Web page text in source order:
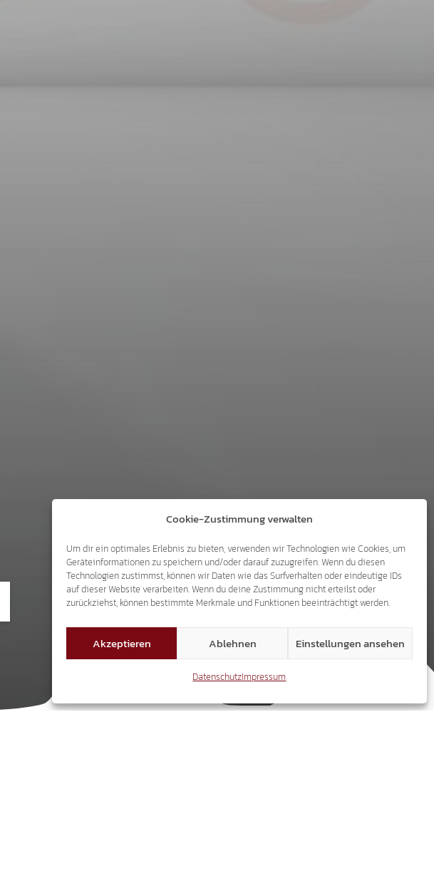
Cookie-Zustimmung verwalten
Um dir ein optimales Erlebnis zu bieten, verwenden wir Technologien wie Cookies, um
Geräteinformationen zu speichern und/oder darauf zuzugreifen. Wenn du diesen
Technologien zustimmst, können wir Daten wie das Surfverhalten oder eindeutige IDs
auf dieser Website verarbeiten. Wenn du deine Zustimmung nicht erteilst oder
zurückziehst, können bestimmte Merkmale und Funktionen beeinträchtigt werden.
Akzeptieren Ablehnen Einstellungen ansehen
DatenschutzImpressum